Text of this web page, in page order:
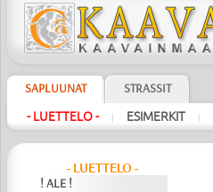
SAPLUUNAT STRASSIT
- LUETTELO - | ESIMERKIT |
- LUETTELO -
! ALE !